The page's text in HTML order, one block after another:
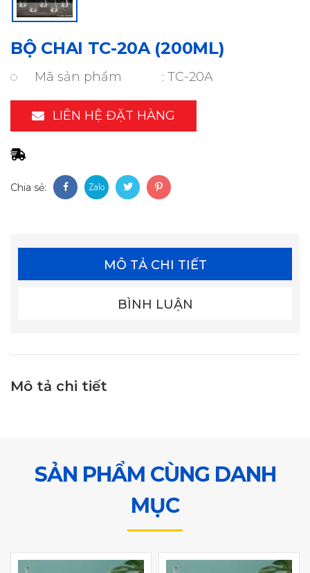
BỘ CHAI TC-20A (200ML)
Mã sản phẩm TC-20A
LIÊN HỆ ĐẶT HÀNG
Chia sẻ:
MÔ TẢ CHI TIẾT
BÌNH LUẬN
Mô tả chi tiết
SẢN PHẨM CÙNG DANH
MỤC